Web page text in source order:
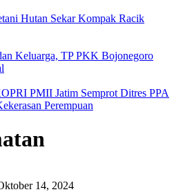
Hutan Sekar Kompak Racik
Keluarga, TP PKK Bojonegoro
PMII Jatim Semprot Ditres PPA
Perempuan
14, 2024